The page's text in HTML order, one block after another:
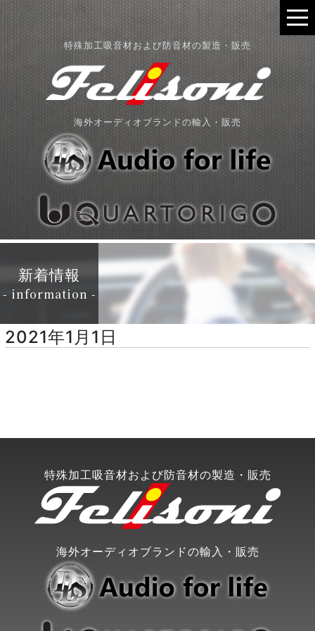
特殊加工吸音材および防音材の製造・販売
海外オーディオブランドの輸入・販売
新着情報
- information -
2021年1月1日
特殊加工吸音材および防音材の製造・販売
海外オーディオブランドの輸入・販売